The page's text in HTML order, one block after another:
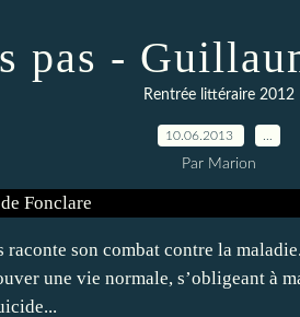
pas -
Rentrée littéraire 2012
10.06.2013
Par Marion
raconte son combat contre la
une vie normale, s’obligeant à